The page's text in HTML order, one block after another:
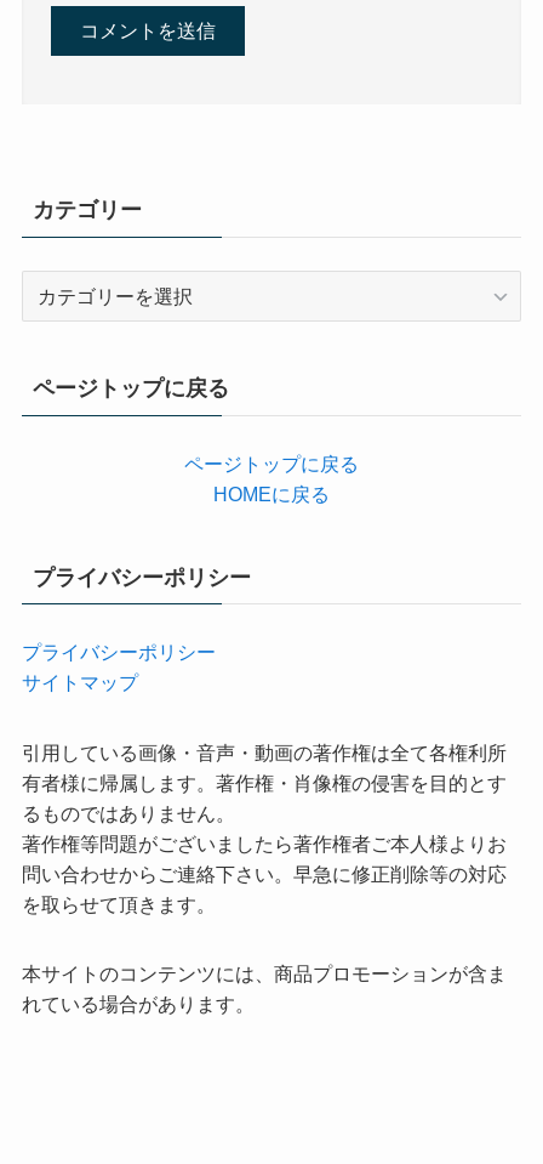
カテゴリー
ページトップに戻る
ページトップに戻る
HOMEに戻る
プライバシーポリシー
プライバシーポリシー
サイトマップ
引用している画像・音声・動画の著作権は全て各権利所
有者様に帰属します。著作権・肖像権の侵害を目的とす
るものではありません。
著作権等問題がございましたら著作権者ご本人様よりお
問い合わせからご連絡下さい。早急に修正削除等の対応
を取らせて頂きます。
本サイトのコンテンツには、商品プロモーションが含ま
れている場合があります。